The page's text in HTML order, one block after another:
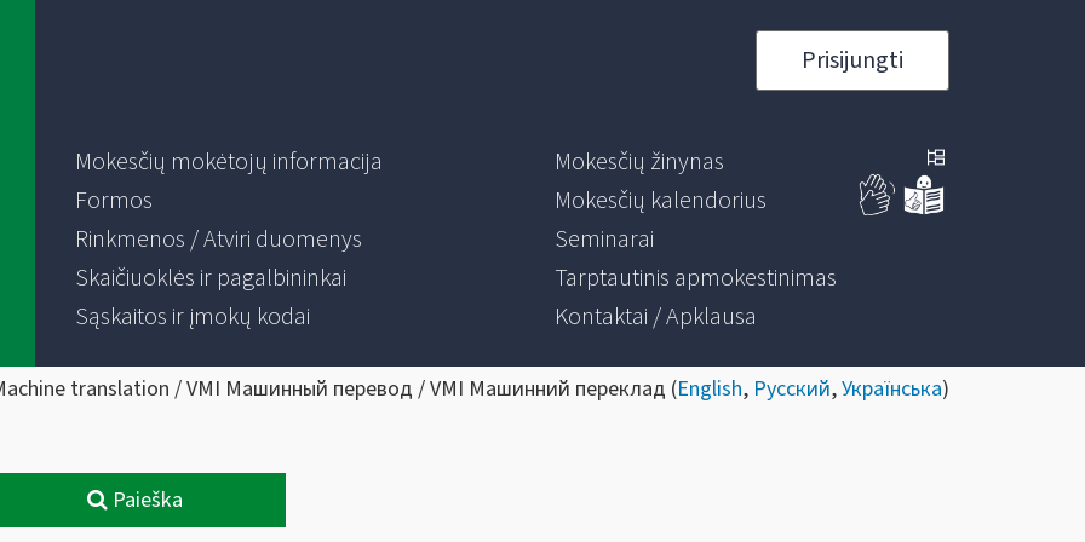
Prisijungti
Mokesčių mokėtojų informacija
Formos
Rinkmenos / Atviri duomenys
Skaičiuoklės ir pagalbininkai
Sąskaitos ir įmokų kodai
Mokesčių žinynas
Mokesčių kalendorius
Seminarai
Tarptautinis apmokestinimas
Kontaktai / Apklausa
translation / VMI Машинный перевод / VMI Машинний переклад (English, Русский,Українська)
Paieška